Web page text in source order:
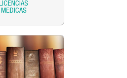
MEDICAS